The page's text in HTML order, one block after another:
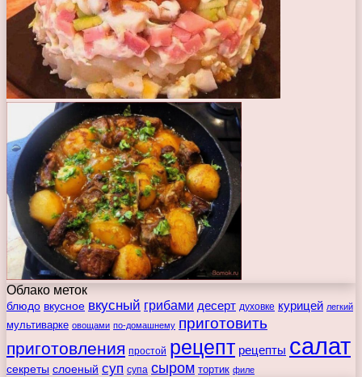
Облако меток
блюдо вкусное вкусный грибами десерт духовке курицей легкий
мультиварке овощами по-домашнему приготовить
приготовления простой рецепт рецепты салат
секреты слоеный суп супа сыром тортик филе